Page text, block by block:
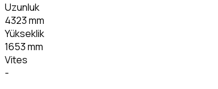
Uzunluk
4323 mm
Yükseklik
1653 mm
Vites
-